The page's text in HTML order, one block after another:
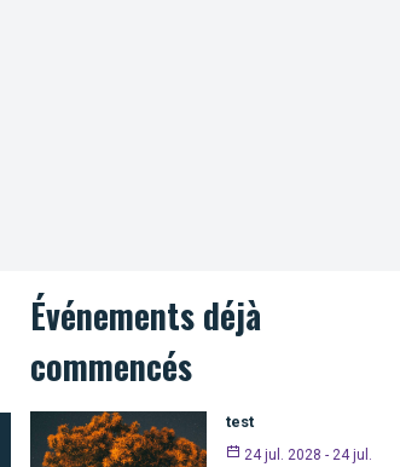
Événements déjà
commencés
test
24 jul. 2028 - 24 jul.